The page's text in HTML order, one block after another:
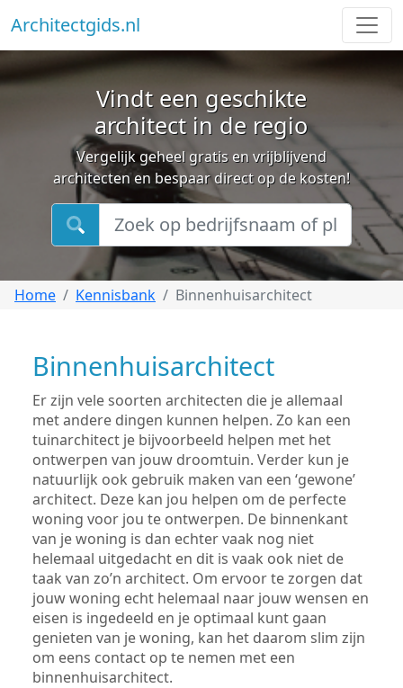
Architectgids.nl
Vindt een geschikte
architect in de regio
Vergelijk geheel gratis en vrijblijvend
architecten en bespaar direct op de kosten!
Home Kennisbank Binnenhuisarchitect
Binnenhuisarchitect
Er zijn vele soorten architecten die je allemaal
met andere dingen kunnen helpen. Zo kan een
tuinarchitect je bijvoorbeeld helpen met het
ontwerpen van jouw droomtuin. Verder kun je
natuurlijk ook gebruik maken van een ‘gewone’
architect. Deze kan jou helpen om de perfecte
woning voor jou te ontwerpen. De binnenkant
van je woning is dan echter vaak nog niet
helemaal uitgedacht en dit is vaak ook niet de
taak van zo’n architect. Om ervoor te zorgen dat
jouw woning echt helemaal naar jouw wensen en
eisen is ingedeeld en je optimaal kunt gaan
genieten van je woning, kan het daarom slim zijn
om eens contact op te nemen met een
binnenhuisarchitect.